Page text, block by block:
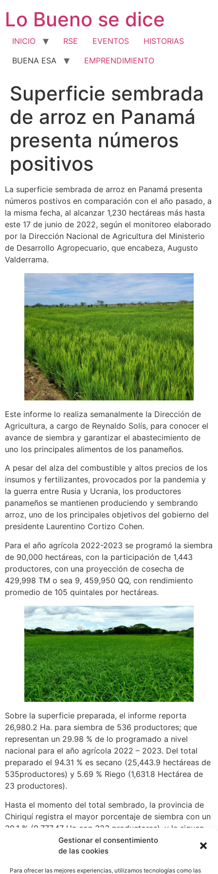
Gestionar el consentimiento
de las cookies
Para ofrecer las mejores experiencias, utilizamos tecnologías como las
contenido
Lo Bueno se dice
INICIO RSE EVENTOS
HISTORIAS
BUENA ESA
EMPRENDIMIENTO
Superficie sembrada
de arroz en Panamá
presenta números
positivos
La superficie sembrada de arroz en Panamá presenta
números postivos en comparación con el año pasado, a
la misma fecha, al alcanzar 1,230 hectáreas más hasta
este 17 de junio de 2022, según el monitoreo elaborado
por la Dirección Nacional de Agricultura del Ministerio
de Desarrollo Agropecuario, que encabeza, Augusto
Valderrama.
Este informe lo realiza semanalmente la Dirección de
Agricultura, a cargo de Reynaldo Solís, para conocer el
avance de siembra y garantizar el abastecimiento de
uno los principales alimentos de los panameños.
A pesar del alza del combustible y altos precios de los
insumos y fertilizantes, provocados por la pandemia y
la guerra entre Rusia y Ucrania, los productores
panameños se mantienen produciendo y sembrando
arroz, uno de los principales objetivos del gobierno del
presidente Laurentino Cortizo Cohen.
Para el año agrícola 2022-2023 se programó la siembra
de 90,000 hectáreas, con la participación de 1,443
productores, con una proyección de cosecha de
429,998 TM o sea 9, 459,950 QQ, con rendimiento
promedio de 105 quintales por hectáreas.
Sobre la superficie preparada, el informe reporta
26,980.2 Ha. para siembra de 536 productores; que
representan un 29.98 % de lo programado a nivel
nacional para el año agrícola 2022 – 2023. Del total
preparado el 94.31 % es secano (25,443.9 hectáreas de
535productores) y 5.69 % Riego (1,631.8 Hectárea de
23 productores).
Hasta el momento del total sembrado, la provincia de
Chiriquí registra el mayor porcentaje de siembra con un
39.1 % (9,777.47 Ha con 323 productores), y le siguen
en orden descendente Panamá Este, con 16.8 % (4,213.6
Ha de 55 productores), Darién con 13.7 % (3,439.3 Ha